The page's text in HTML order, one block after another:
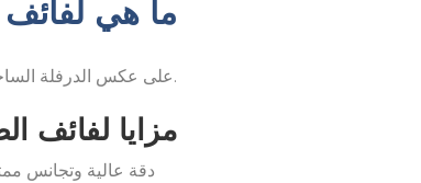
ما هي لفائف
على عكس الدرفلة الساخنة، تتم معالجة لفائف الصلب المدرفلة على البارد في درجة حرارة الغرفة، مما يمنحها دقة أعلى وسطحًا أكثر نعومة.
مزايا لفائف
دقة عالية وتجانس